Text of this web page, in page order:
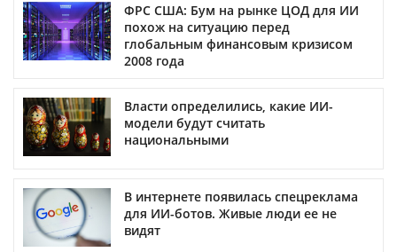
ФРС США: Бум на рынке ЦОД для ИИ
похож на ситуацию перед
глобальным финансовым кризисом
2008 года
Власти определились, какие ИИ-
модели будут считать
национальными
В интернете появилась спецреклама
для ИИ-ботов. Живые люди ее не
видят